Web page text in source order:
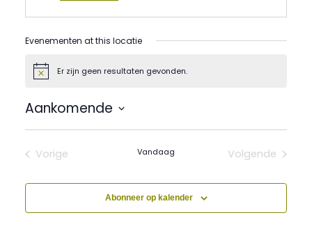
Evenementen at this locatie
BerichtEr zijn geen resultaten gevonden.
Aankomende
datum.
Vorige
Vandaag
Volgende
Abonneer op kalender